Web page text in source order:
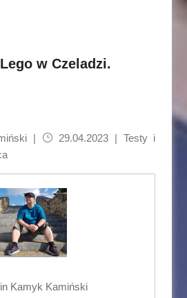
w Czeladzi.
| 29.04.2023 | Testy i
Kamyk Kamiński